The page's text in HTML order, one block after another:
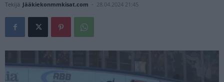
Tekijä Jääkiekonmmkisat.com - 28.04.2024 21:45